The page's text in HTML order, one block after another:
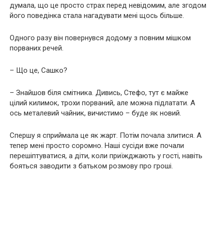
думала, що це просто страх перед невідомим, але згодом
його поведінка стала нагадувати мені щось більше.
Одного разу він повернувся додому з повним мішком
порваних речей.
– Що це, Сашко?
– Знайшов біля смітника. Дивись, Стефо, тут є майже
цілий килимок, трохи порваний, але можна підлатати. А
ось металевий чайник, вичистимо – буде як новий.
Спершу я сприймала це як жарт. Потім почала злитися. А
тепер мені просто соромно. Наші сусіди вже почали
перешіптуватися, а діти, коли приїжджають у гості, навіть
бояться заводити з батьком розмову про гроші.